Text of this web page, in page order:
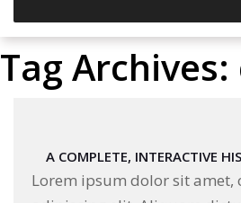
Tag
A COMPLETE, INTERACTIVE
Lorem ipsum dolor sit amet,